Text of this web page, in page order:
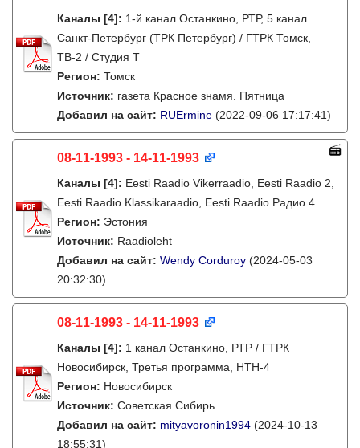
Каналы [4]: 1-й канал Останкино, РТР, 5 канал
Санкт-Петербург (ТРК Петербург) / ГТРК Томск,
ТВ-2 / Студия Т
Регион: Томск
Источник: газета Красное знамя. Пятница
Добавил на сайт: RUErmine (2022-09-06 17:17:41)
08-11-1993 - 14-11-1993
Каналы [4]: Eesti Raadio Vikerraadio, Eesti Raadio 2,
Eesti Raadio Klassikaraadio, Eesti Raadio Радио 4
Регион: Эстония
Источник: Raadioleht
Добавил на сайт: Wendy Corduroy (2024-05-03
20:32:30)
08-11-1993 - 14-11-1993
Каналы [4]: 1 канал Останкино, РТР / ГТРК
Новосибирск, Третья программа, НТН-4
Регион: Новосибирск
Источник: Советская Сибирь
Добавил на сайт: mityavoronin1994 (2024-10-13
18:55:31)